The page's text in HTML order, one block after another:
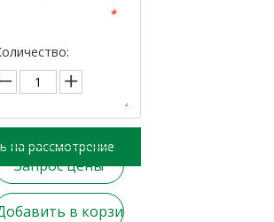
*
на рассмотрение
Запрос цены
в корзи